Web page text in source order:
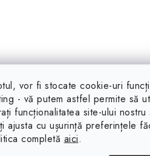
vor fi stocate cookie-uri
- vă putem astfel permite să
funcționalitatea site-ului nostru
ajusta cu ușurință preferințele
completă aici.